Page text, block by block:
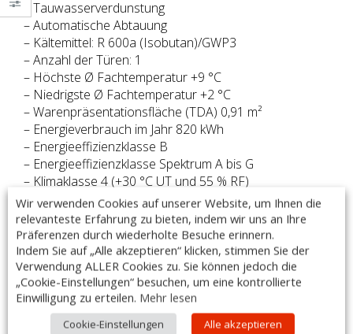
– Tauwasserverdunstung
– Automatische Abtauung
– Kältemittel: R 600a (Isobutan)/GWP3
– Anzahl der Türen: 1
– Höchste Ø Fachtemperatur +9 °C
– Niedrigste Ø Fachtemperatur +2 °C
– Warenpräsentationsfläche (TDA) 0,91 m²
– Energieverbrauch im Jahr 820 kWh
– Energieeffizienzklasse B
– Energieeffizienzklasse Spektrum A bis G
– Klimaklasse 4 (+30 °C UT und 55 % RF)
– Temperaturklasse H2
– EU-Label Verordnung 2019/2018
– Herstellerkennung: KBS 602 GU
– Bruttogewicht: 100 kg
Serienzubehör:
– 3 weiße Roste
– 1 weißer Bodenrost
Wir verwenden Cookies auf unserer Website, um Ihnen die
relevanteste Erfahrung zu bieten, indem wir uns an Ihre
Präferenzen durch wiederholte Besuche erinnern.
Indem Sie auf „Alle akzeptieren“ klicken, stimmen Sie der
Verwendung ALLER Cookies zu. Sie können jedoch die
„Cookie-Einstellungen“ besuchen, um eine kontrollierte
Einwilligung zu erteilen. Mehr lesen
Cookie-Einstellungen Alle akzeptieren